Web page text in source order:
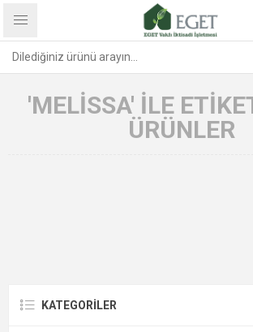
'MELISSA' ILE
ÜRÜNLER
KATEGORİLER